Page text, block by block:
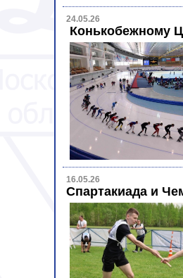
24.05.26
Конькобежному
16.05.26
Спартакиада и